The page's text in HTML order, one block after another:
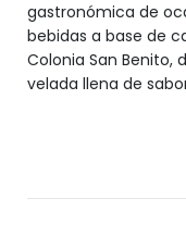
gastronómica de
bebidas a base de
Colonia San Benito,
velada llena de